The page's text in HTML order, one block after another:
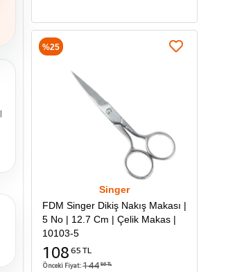
Singer
FDM Singer Dikiş Nakış Makası |
5 No | 12.7 Cm | Çelik Makas |
10103-5
108 65 TL
Önceki Fiyat:144 86 TL
%25